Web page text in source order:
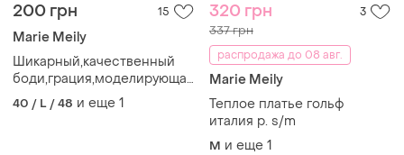
200 грн 15
Marie Meily
Шикарный,качественный
боди,грация,моделирующая
утяжка marie meili (14)
40 / L / 48 и еще 1
320 грн 3
337 грн
распродажа до 08 авг.
Marie Meily
Теплое платье гольф
италия р. s/m
M и еще 1